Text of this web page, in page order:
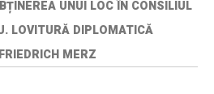
UNUI LOC ÎN CONSILIUL
LOVITURĂ DIPLOMATICĂ
MERZ